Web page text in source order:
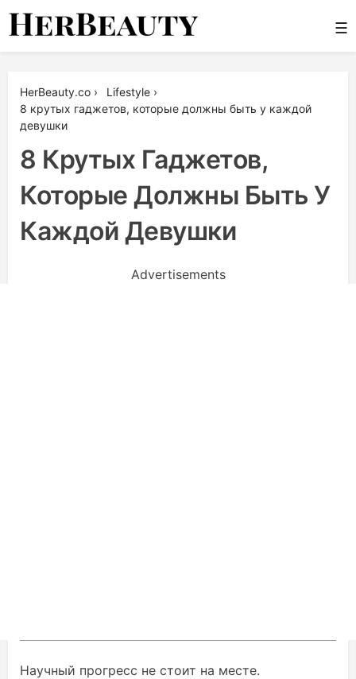
Skip
☰
HerBeauty.co › Lifestyle ›
8 крутых гаджетов, которые должны быть у каждой
девушки
8 Крутых Гаджетов,
Которые Должны Быть У
Каждой Девушки
Advertisements
Научный прогресс не стоит на месте.